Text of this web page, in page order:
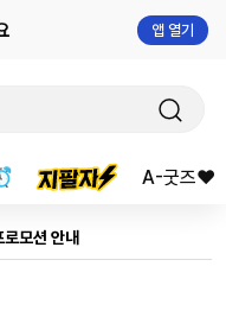
앱 열기
A-굿즈❤️
모션 안내